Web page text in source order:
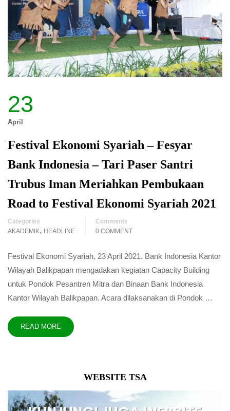
23
April
Festival Ekonomi Syariah – Fesyar
Bank Indonesia – Tari Paser Santri
Trubus Iman Meriahkan Pembukaan
Road to Festival Ekonomi Syariah 2021
Categories
AKADEMIK, HEADLINE
Comments
0 COMMENT
Festival Ekonomi Syariah, 23 April 2021. Bank Indonesia Kantor
Wilayah Balikpapan mengadakan kegiatan Capacity Building
untuk Pondok Pesantren Mitra dan Binaan Bank Indonesia
Kantor Wilayah Balikpapan. Acara dilaksanakan di Pondok …
READ MORE
WEBSITE TSA